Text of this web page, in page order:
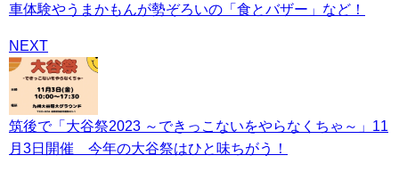
車体験やうまかもんが勢ぞろいの「食とバザー」など！
NEXT
筑後で「大谷祭2023 ～できっこないをやらなくちゃ～」11
月3日開催 今年の大谷祭はひと味ちがう！